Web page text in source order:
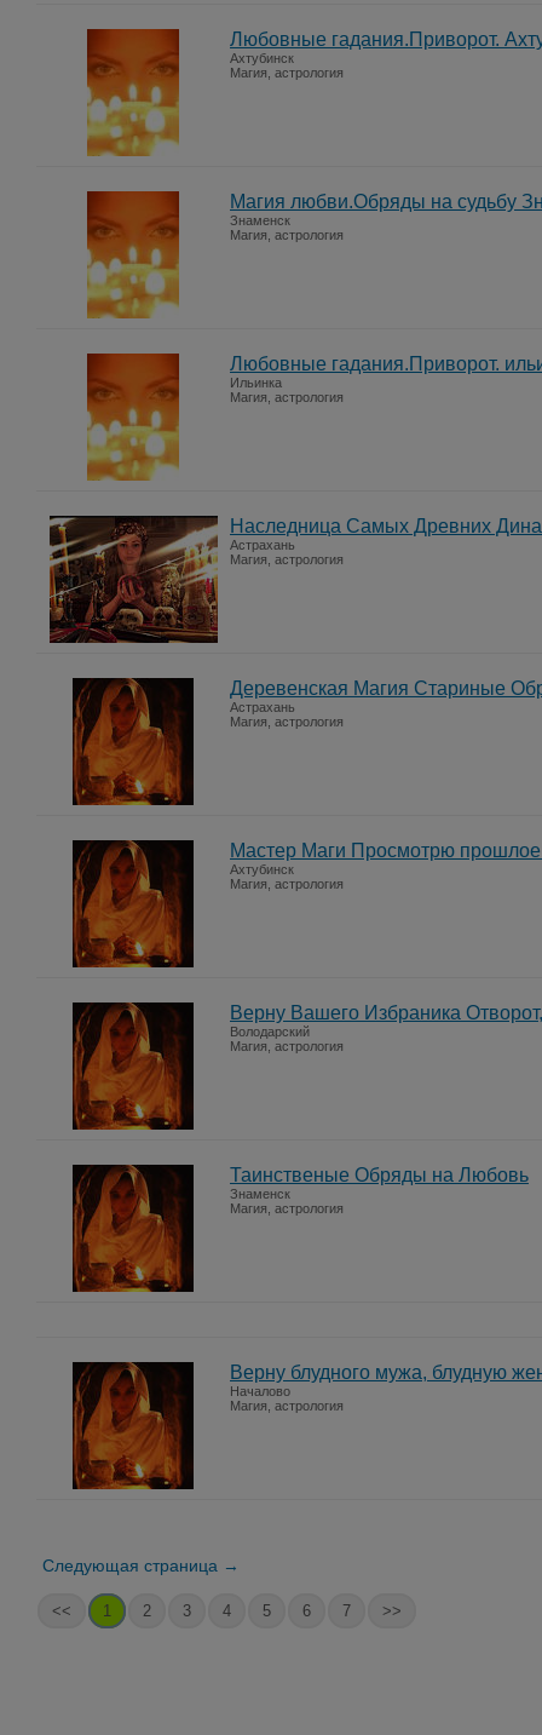
Любовные гадания.Приворот.
Ахтубинск
Магия, астрология
Магия любви.Обряды на судьбу
Знаменск
Магия, астрология
Любовные гадания.Приворот.
Ильинка
Магия, астрология
Наследница Самых Древних
Астрахань
Магия, астрология
Деревенская Магия Стариные
Астрахань
Магия, астрология
Мастер Маги Просмотрю
Ахтубинск
Магия, астрология
Верну Вашего Избраника
Володарский
Магия, астрология
Таинственые Обряды на Любовь
Знаменск
Магия, астрология
Верну блудного мужа, блудную
Началово
Магия, астрология
Следующая страница →
<< 1 2 3 4 5 6 7 >>